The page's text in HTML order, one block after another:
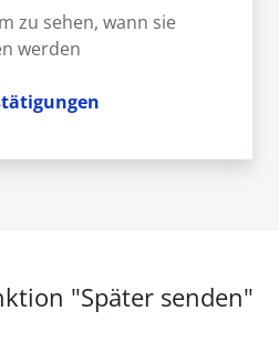
zu sehen, wann sie
werden
"Später senden"